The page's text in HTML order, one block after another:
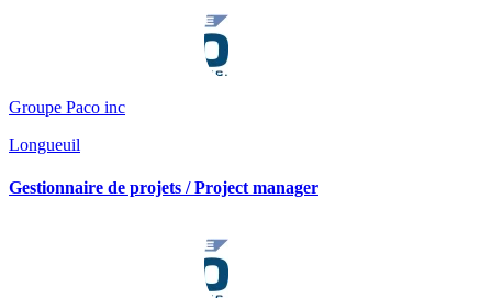
Groupe Paco inc
Longueuil
Gestionnaire de projets / Project manager